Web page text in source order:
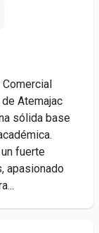
Comercial
Atemajac
sólida base
fuerte
apasionado